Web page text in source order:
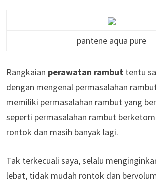
pantene aqua pure
Rangkaian perawatan rambuttentu
dengan mengenal permasalahan
memiliki permasalahan rambut yang
seperti permasalahan rambut
rontok dan masih banyak lagi.
Tak terkecuali saya, selalu
lebat, tidak mudah rontok dan